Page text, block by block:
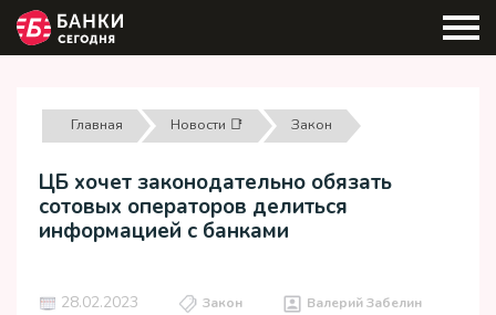
Главная Новости 📑 Закон
ЦБ хочет законодательно обязать
сотовых операторов делиться
информацией с банками
28.02.2023 Закон Валерий Забелин